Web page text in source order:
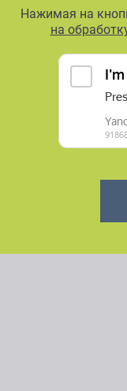
Нажимая на
на